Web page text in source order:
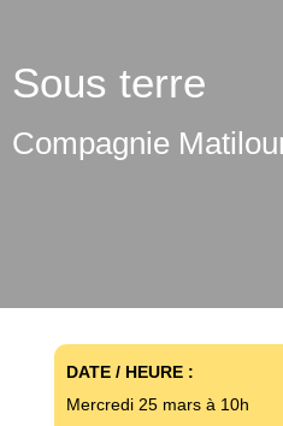
Sous terre
Compagnie
DATE / HEURE :
Mercredi 25 mars à 10h